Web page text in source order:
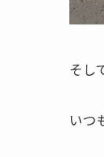
そし
いつ